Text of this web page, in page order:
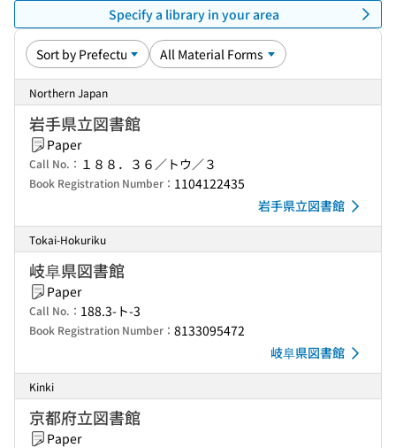
Specify a library in your area
Northern Japan
岩手県立図書館
Paper
Call No.： １８８．３６／トウ／３
Book Registration Number： 1104122435
岩手県立図書館
Tokai-Hokuriku
岐阜県図書館
Paper
Call No.： 188.3-ト-3
Book Registration Number： 8133095472
岐阜県図書館
Kinki
京都府立図書館
Paper